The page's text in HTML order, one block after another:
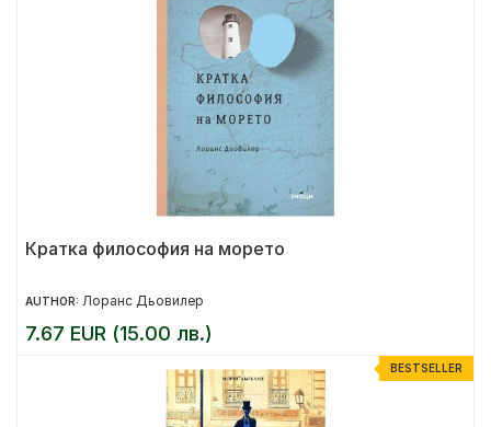
Кратка философия на морето
AUTHOR: Лоранс Дьовилер
7.67 EUR (15.00 лв.)
BESTSELLER